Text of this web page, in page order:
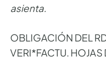
asienta.
OBLIGACIÓN DEL
VERI*FACTU. HOJAS